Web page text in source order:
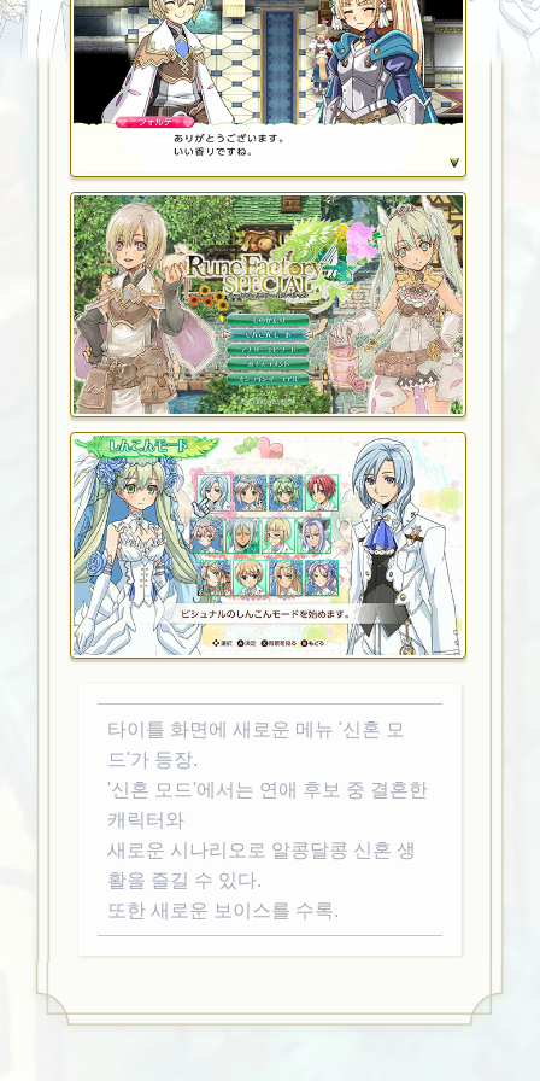
타이틀 화면에 새로운 메뉴 '신혼 모
드'가 등장.
'신혼 모드'에서는 연애 후보 중 결혼한
캐릭터와
새로운 시나리오로 알콩달콩 신혼 생
활을 즐길 수 있다.
또한 새로운 보이스를 수록.